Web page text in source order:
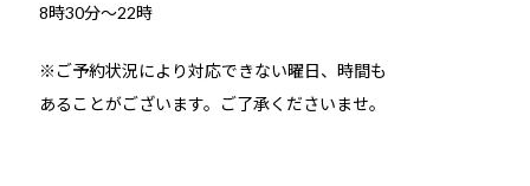
8時30分～22時
※ご予約状況により対応できない曜日、時間も
あることがございます。ご了承くださいませ。